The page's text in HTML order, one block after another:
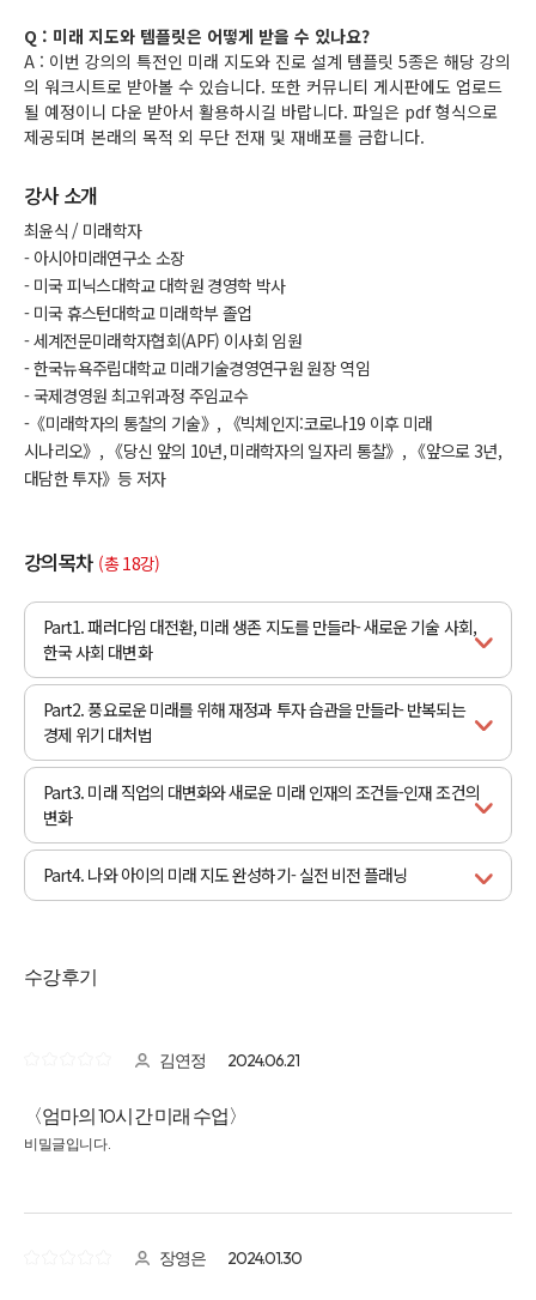
Q : 미래 지도와 템플릿은 어떻게 받을 수 있나요?
A : 이번 강의의 특전인 미래 지도와 진로 설계 템플릿 5종은 해당 강의
의 워크시트로 받아볼 수 있습니다. 또한 커뮤니티 게시판에도 업로드
될 예정이니 다운 받아서 활용하시길 바랍니다. 파일은 pdf 형식으로
제공되며 본래의 목적 외 무단 전재 및 재배포를 금합니다.
강사 소개
최윤식 / 미래학자
- 아시아미래연구소 소장
- 미국 피닉스대학교 대학원 경영학 박사
- 미국 휴스턴대학교 미래학부 졸업
- 세계전문미래학자협회(APF) 이사회 임원
- 한국뉴욕주립대학교 미래기술경영연구원 원장 역임
- 국제경영원 최고위과정 주임교수
-《미래학자의 통찰의 기술》, 《빅체인지:코로나19 이후 미래
시나리오》, 《당신 앞의 10년, 미래학자의 일자리 통찰》, 《앞으로 3년,
대담한 투자》등 저자
강의목차 (총 18강)
Part1. 패러다임 대전환, 미래 생존 지도를 만들라- 새로운 기술 사회,
한국 사회 대변화
Part2. 풍요로운 미래를 위해 재정과 투자 습관을 만들라- 반복되는
경제 위기 대처법
Part3. 미래 직업의 대변화와 새로운 미래 인재의 조건들-인재 조건의
변화
Part4. 나와 아이의 미래 지도 완성하기- 실전 비전 플래닝